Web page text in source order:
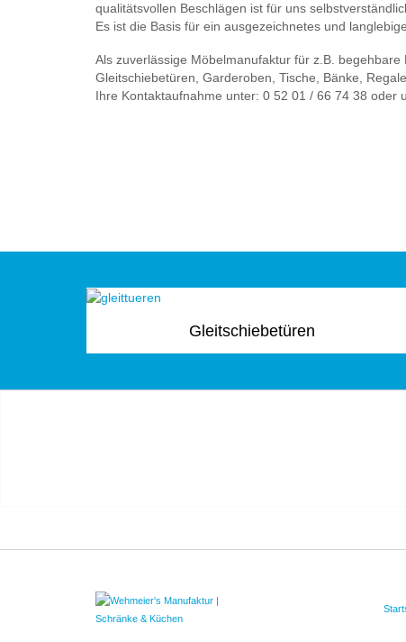
qualitätsvollen Beschlägen ist für uns
Es ist die Basis für ein ausgezeichnetes und
Als zuverlässige Möbelmanufaktur für z.B.
Gleitschiebetüren, Garderoben, Tische, Bänke,
Ihre Kontaktaufnahme unter: 0 52 01 / 66 74 38 oder
Gleitschiebetüren